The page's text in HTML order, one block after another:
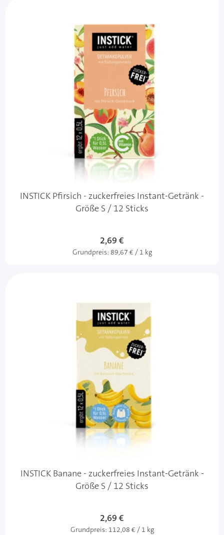
INSTICK Pfirsich - zuckerfreies Instant-Getränk -
Größe S / 12 Sticks
2,69 €
Grundpreis: 89,67 € / 1 kg
INSTICK Banane - zuckerfreies Instant-Getränk -
Größe S / 12 Sticks
2,69 €
Grundpreis: 112,08 € / 1 kg